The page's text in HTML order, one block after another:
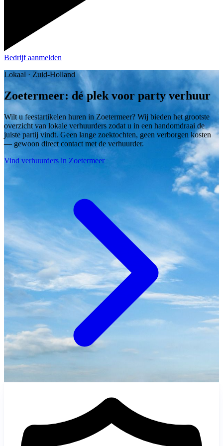
Bedrijf aanmelden
Lokaal · Zuid-Holland
Zoetermeer: dé plek voor party verhuur
Wilt u feestartikelen huren in Zoetermeer? Wij bieden het grootste
overzicht van lokale verhuurders zodat u in een handomdraai de
juiste partij vindt. Geen lange zoektochten, geen verborgen kosten
— gewoon direct contact met de verhuurder.
Vind verhuurders in Zoetermeer